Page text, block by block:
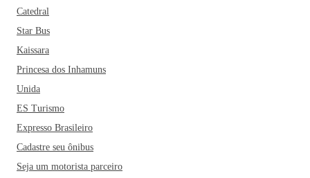
Catedral
Star Bus
Kaissara
Princesa dos Inhamuns
Unida
ES Turismo
Expresso Brasileiro
Cadastre seu ônibus
Seja um motorista parceiro